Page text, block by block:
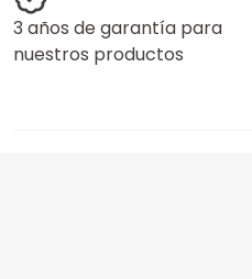
3 años de garantía para
nuestros productos